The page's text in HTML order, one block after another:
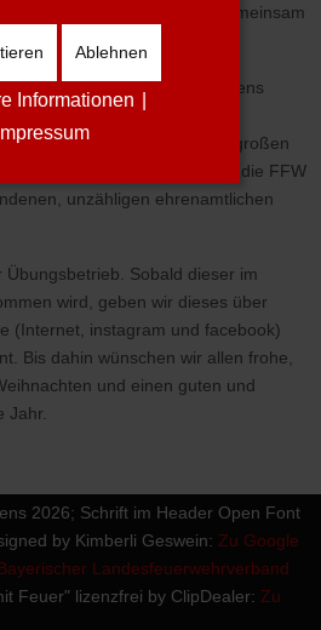
Dabei blickte man gemeinsam
die Freiwillige Feuerwehr Abens
und Gönnern für die große
Jahr. Vielen Dank für den großen
unermüdlichen Einsatz für die FFW
unzähligen ehrenamtlichen
Sobald dieser im
wird, geben wir dieses über
(Internet, instagram und facebook)
Bis dahin wünschen wir allen frohe,
und einen guten und
Jahr.
2026; Schrift im Header Open Font
by Kimberli Geswein: Zu Google
Landesfeuerwehrverband
Feuer" lizenzfrei by ClipDealer: Zu
Ablehnen
Informationen
Impressum